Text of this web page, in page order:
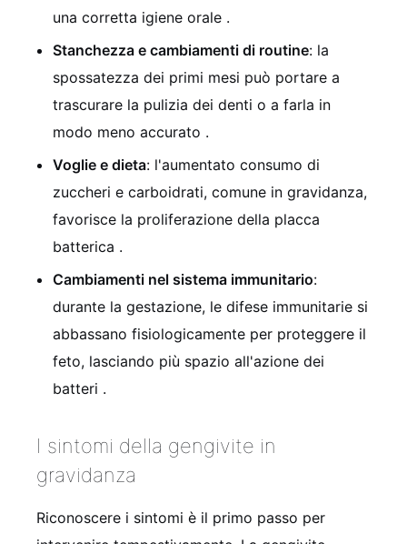
una corretta igiene orale .
Stanchezza e cambiamenti di routine: la
spossatezza dei primi mesi può portare a
trascurare la pulizia dei denti o a farla in
modo meno accurato .
Voglie e dieta: l'aumentato consumo di
zuccheri e carboidrati, comune in gravidanza,
favorisce la proliferazione della placca
batterica .
Cambiamenti nel sistema immunitario:
durante la gestazione, le difese immunitarie si
abbassano fisiologicamente per proteggere il
feto, lasciando più spazio all'azione dei
batteri .
I sintomi della gengivite in
gravidanza
Riconoscere i sintomi è il primo passo per